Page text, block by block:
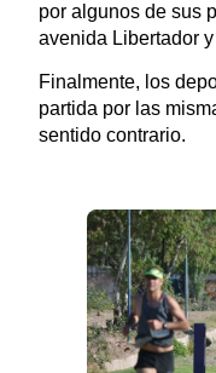
por algunos de sus
avenida Libertador
Finalmente, los
partida por las
sentido contrario.